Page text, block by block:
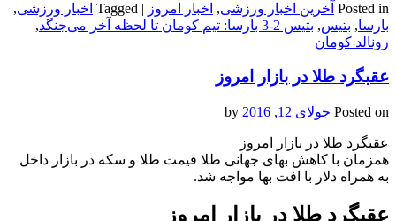
Posted in آخرین اخبار ورزشی, اخبار امروز |
Tagged اخبار ورزشی,
بارسا, بتیس, بتیس 2-3 بارسا: تیم کومان تا لحظه آخر می‌جنگد
,
رونالد کومان
عقبگرد طلا در بازار امروز
Posted on جولای 12, 2016
عقبگرد طلا در بازار امروز
همزمان با کاهش بهای جهانی طلا قیمت طلا و سکه در بازار داخل
به همراه دلار با افت بها مواجه شد.
عقبگرد طلا در بازار امروز